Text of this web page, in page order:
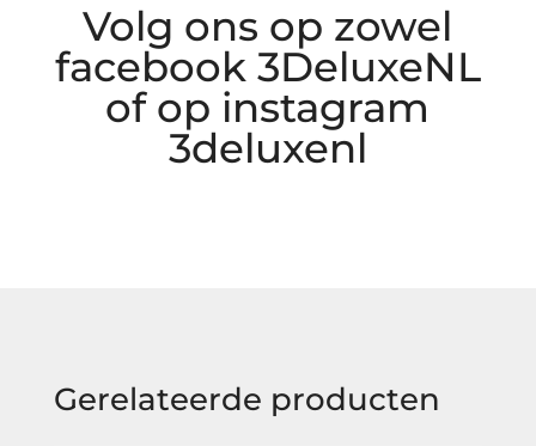
Volg ons op zowel
facebook 3DeluxeNL
of op instagram
3deluxenl
Gerelateerde producten